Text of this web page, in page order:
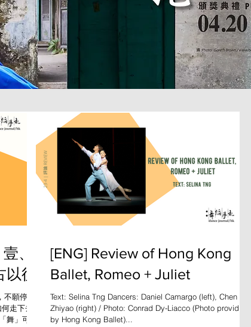
、
後
願停擺
走下去，
舞」可
[ENG] Review of Hong Kong
Ballet, Romeo + Juliet
Text: Selina Tng Dancers: Daniel Camargo (left), Chen
Zhiyao (right) / Photo: Conrad Dy-Liacco (Photo provided
by Hong Kong Ballet)...